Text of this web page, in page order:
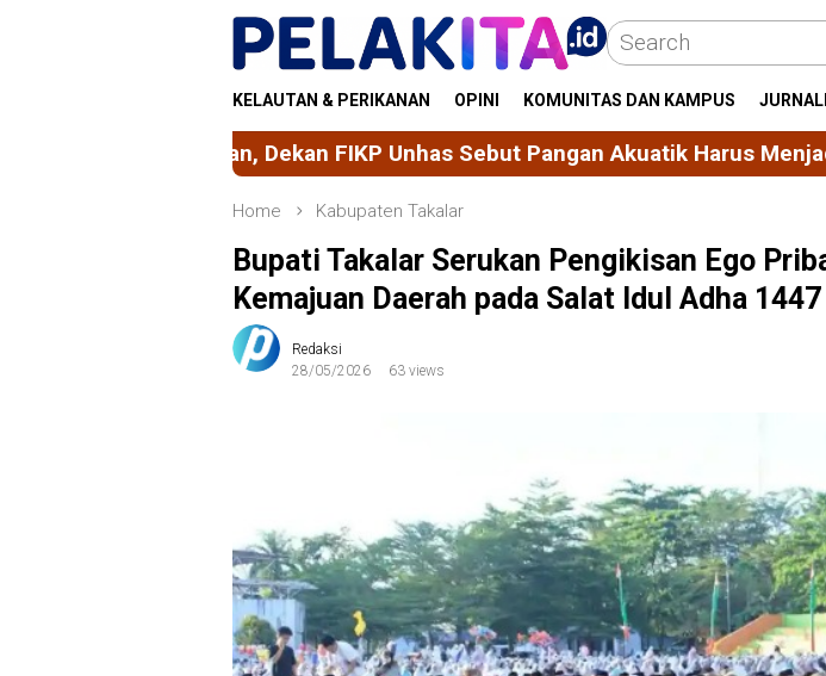
Skip
KELAUTAN & PERIKANAN OPINI KOMUNITAS DAN KAMPUS
FIKP Unhas Sebut Pangan Akuatik Harus Menjadi Pilar Ketahanan Pangan
Home Kabupaten Takalar
Bupati Takalar Serukan Pengikisan Ego
Kemajuan Daerah pada Salat Idul Adha 1447
Redaksi
28/05/2026
63 views